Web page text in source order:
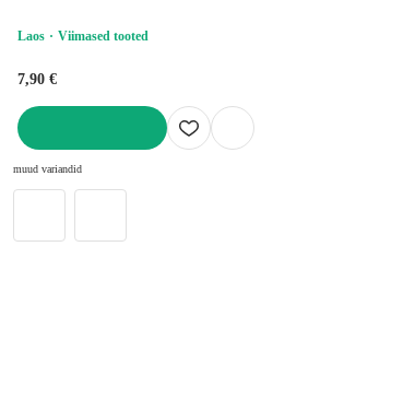
Laos Viimased tooted
7,90 €
muud variandid